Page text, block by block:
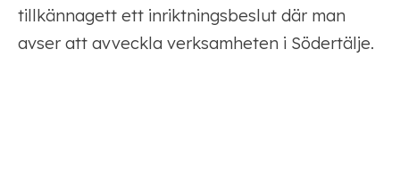
tillkännagett ett inriktningsbeslut där man
avser att avveckla verksamheten i Södertälje.